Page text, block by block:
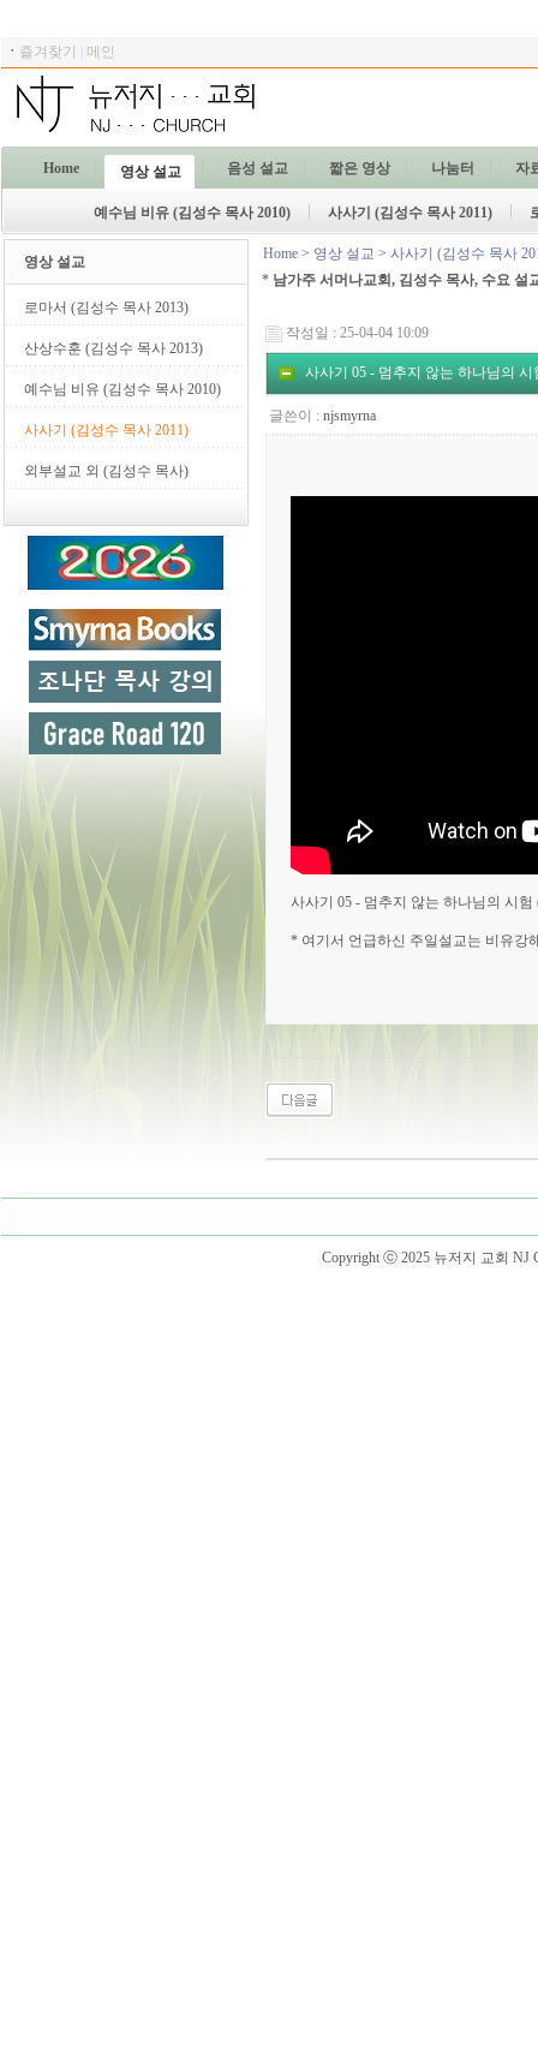
ㆍ 즐겨찾기 메인
Home 영상 설교 음성 설교 짧은 영상 나눔터 자
예수님 비유 (김성수 목사 2010) 사사기 (김성수 목사 2011)
영상 설교
로마서 (김성수 목사 2013)
산상수훈 (김성수 목사 2013)
예수님 비유 (김성수 목사 2010)
사사기 (김성수 목사 2011)
외부설교 외 (김성수 목사)
Home > 영상 설교 > 사사기 (김성수 목사
* 남가주 서머나교회, 김성수 목사, 수요 설
작성일 : 25-04-04 10:09
사사기 05 - 멈추지 않는 하나님의 시
글쓴이 : njsmyrna
사사기 05 - 멈추지 않는 하나님의 시험
* 여기서 언급하신 주일설교는 비유강
Copyright ⓒ 2025 뉴저지 교회 NJ